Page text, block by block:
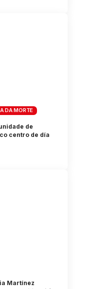
DA MORTE
de
centro de día
Martínez